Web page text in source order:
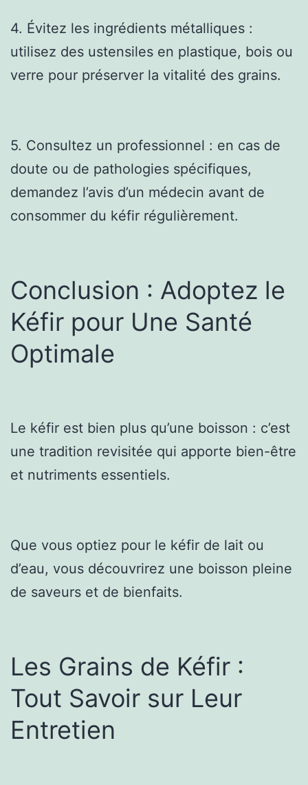
4. Évitez les ingrédients métalliques :
utilisez des ustensiles en plastique, bois ou
verre pour préserver la vitalité des grains.
5. Consultez un professionnel : en cas de
doute ou de pathologies spécifiques,
demandez l’avis d’un médecin avant de
consommer du kéfir régulièrement.
Conclusion : Adoptez le
Kéfir pour Une Santé
Optimale
Le kéfir est bien plus qu’une boisson : c’est
une tradition revisitée qui apporte bien-être
et nutriments essentiels.
Que vous optiez pour le kéfir de lait ou
d’eau, vous découvrirez une boisson pleine
de saveurs et de bienfaits.
Les Grains de Kéfir :
Tout Savoir sur Leur
Entretien